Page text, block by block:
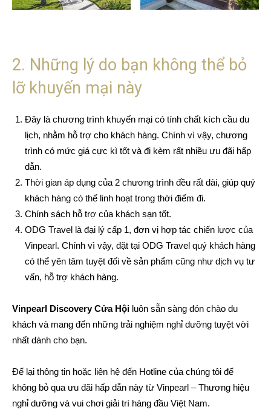
2. Những lý do bạn không thể bỏ
lỡ khuyến mại này
Đây là chương trình khuyến mại có tính chất kích cầu du
lịch, nhằm hỗ trợ cho khách hàng. Chính vì vậy, chương
trình có mức giá cực kì tốt và đi kèm rất nhiều ưu đãi hấp
dẫn.
Thời gian áp dụng của 2 chương trình đều rất dài, giúp quý
khách hàng có thể linh hoạt trong thời điểm đi.
Chính sách hỗ trợ của khách sạn tốt.
ODG Travel là đại lý cấp 1, đơn vị hợp tác chiến lược của
Vinpearl. Chính vì vậy, đặt tại ODG Travel quý khách hàng
có thể yên tâm tuyệt đối về sản phẩm cũng như dịch vụ tư
vấn, hỗ trợ khách hàng.
Vinpearl Discovery Cửa Hội luôn sẵn sàng đón chào du
khách và mang đến những trải nghiệm nghỉ dưỡng tuyệt vời
nhất dành cho bạn.
Để lại thông tin hoặc liên hệ đến Hotline của chúng tôi để
không bỏ qua ưu đãi hấp dẫn này từ Vinpearl – Thương hiệu
nghỉ dưỡng và vui chơi giải trí hàng đầu Việt Nam.